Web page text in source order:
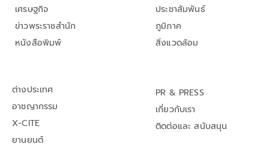
เศรษฐกิจ
ข่าวพระราชสำนัก
หนังสือพิมพ์
ประชาสัมพันธ์
ภูมิภาค
สิ่งแวดล้อม
ต่างประเทศ
อาชญากรรม
X-CITE
ยานยนต์
PR & PRESS
เกี่ยวกับเรา
ติดต่อและ สนับสนุน